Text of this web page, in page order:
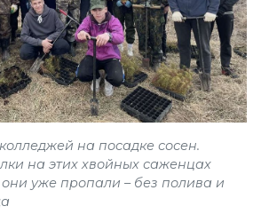
на посадке сосен.
на этих хвойных саженцах
они уже пропали – без полива и